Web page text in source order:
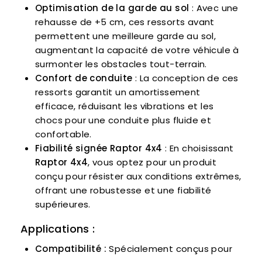
Optimisation de la garde au sol : Avec une
rehausse de +5 cm, ces ressorts avant
permettent une meilleure garde au sol,
augmentant la capacité de votre véhicule à
surmonter les obstacles tout-terrain.
Confort de conduite : La conception de ces
ressorts garantit un amortissement
efficace, réduisant les vibrations et les
chocs pour une conduite plus fluide et
confortable.
Fiabilité signée Raptor 4x4 : En choisissant
Raptor 4x4, vous optez pour un produit
conçu pour résister aux conditions extrêmes,
offrant une robustesse et une fiabilité
supérieures.
Applications :
Compatibilité : Spécialement conçus pour